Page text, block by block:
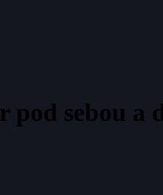
pod sebou a